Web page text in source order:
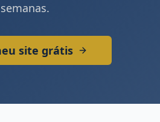
semanas.
site grátis